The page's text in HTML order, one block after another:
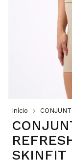
Início
SKINFIT